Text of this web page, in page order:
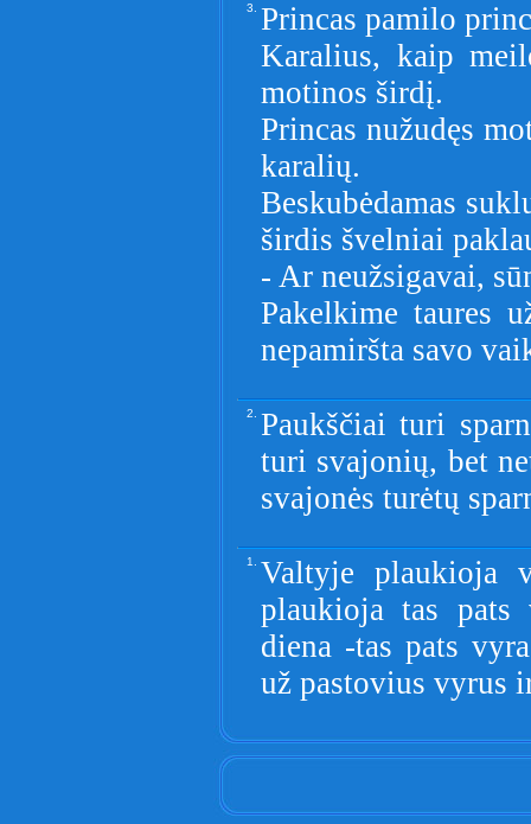
3. Princas pamilo
Karalius, kaip
motinos širdį.
Princas nužudęs
karalių.
Beskubėdamas
širdis švelniai
- Ar neužsigavai,
Pakelkime taures
nepamiršta savo
2. Paukščiai turi
turi svajonių, bet
svajonės turėtų
1. Valtyje plaukioja
plaukioja tas pats
diena -tas pats
už pastovius vyrus